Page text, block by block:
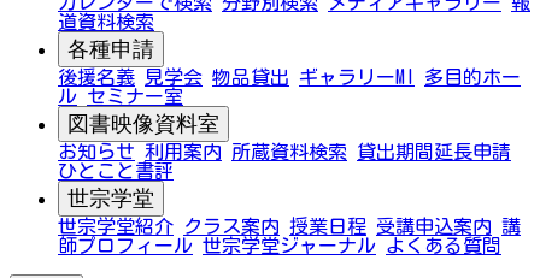
道資料検索
各種申請
後援名義 見学会 物品貸出 ギャラリーMI
多目的ホー
ル セミナー室
図書映像資料室
お知らせ 利用案内 所蔵資料検索
貸出期間延長申請
ひとこと書評
世宗学堂
世宗学堂紹介 クラス案内 授業日程 受講申込案内 講
師プロフィール 世宗学堂ジャーナル よくある質問